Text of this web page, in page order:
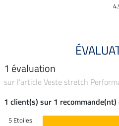
1 évaluation
sur l'article Veste stretch
1 client(s) sur 1
5 Etoiles